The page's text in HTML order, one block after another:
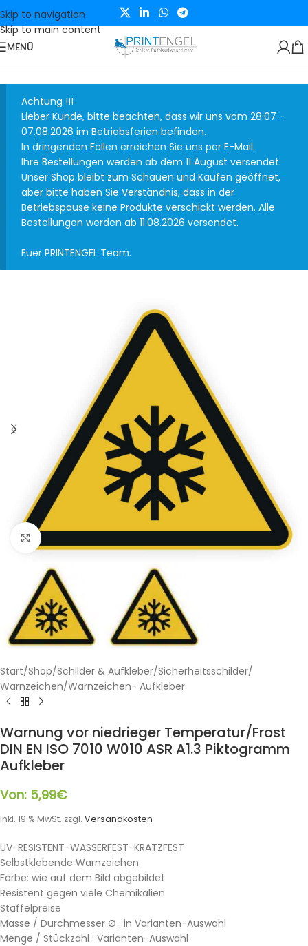
Skip to navigation
Skip to main content
MENÜ
Achtung !!!
Lieber Kunde, bitte beachten, dass wir uns vom 28.07 -
07.08.2026 im Betriebsferien befinden.
In dringenden Fällen erreichen Sie uns per E-Mail.
Ihre Bestellungen werden ab dem 11 August versendet.
Unser Shop bleibt zum Schauen und Kaufen geöffnet,
aber bitte haben Sie Verständnis, dass in der
Betriebspause keine Produkte verschickt werden. Alle
Bestellungen werden ab 11.08.2026 versendet.
Euer PRINTENGEL Team.
Klicken zum Vergrößern
Start/Shop/Schilder & Aufkleber/Sicherheitsschilder/
Warnzeichen/Warnzeichen- Aufkleber
Warnung vor niedrieger Temperatur/Frost
DIN EN ISO 7010 W010 ASR A1.3 Piktogramm
Aufkleber
Von: 5,99€
inkl. 19 % MwSt. zzgl. Versandkosten
UV-RESISTENT-WASSERFEST-KRATZFEST
Selbstklebende Warnzeichen
Farbe: wie auf dem Bild abgebildet
Resistent gegen viele Chemikalien
Staffelpreise
Masse / Durchmesser Ø : in Varianten-Auswahl
Menge / Stückzahl : Varianten-Auswahl